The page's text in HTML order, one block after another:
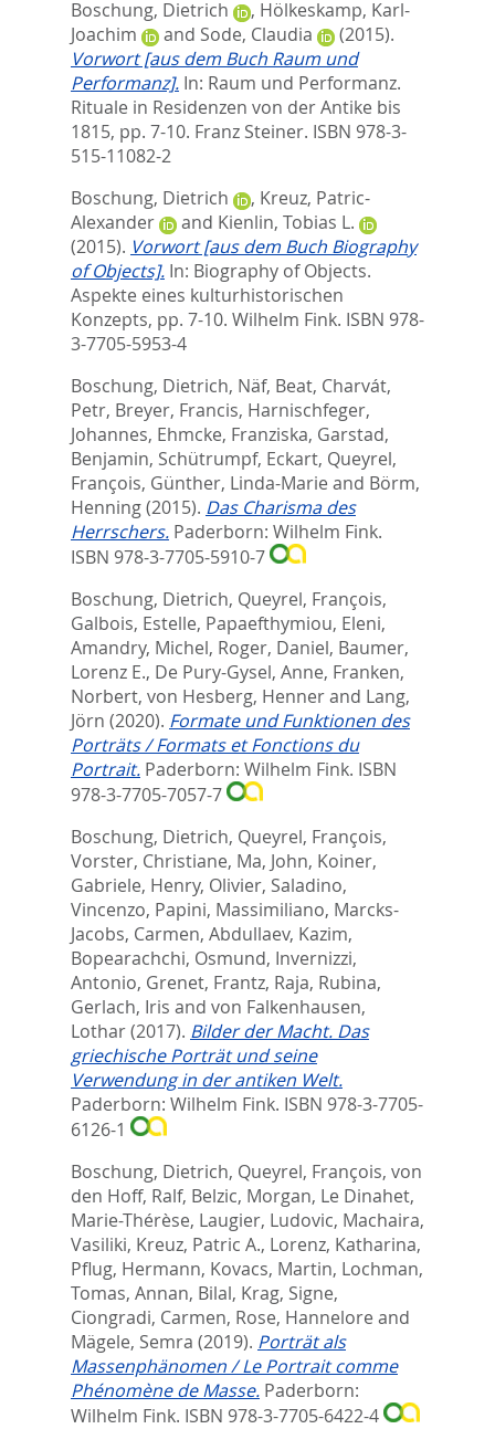
Boschung, Dietrich , Hölkeskamp, Karl-
Joachim
and Sode, Claudia
(2015).
Vorwort [aus dem Buch Raum und
Performanz]. In: Raum und Performanz.
Rituale in Residenzen von der Antike bis
1815, pp. 7-10. Franz Steiner. ISBN 978-3-
515-11082-2
Boschung, Dietrich
, Kreuz, Patric-
Alexander
and Kienlin, Tobias L.
(2015). Vorwort [aus dem Buch Biography
of Objects]. In: Biography of Objects.
Aspekte eines kulturhistorischen
Konzepts, pp. 7-10. Wilhelm Fink. ISBN 978-
3-7705-5953-4
Boschung, Dietrich, Näf, Beat, Charvát,
Petr, Breyer, Francis, Harnischfeger,
Johannes, Ehmcke, Franziska, Garstad,
Benjamin, Schütrumpf, Eckart, Queyrel,
François, Günther, Linda-Marie and Börm,
Henning(2015). Das Charisma des
Herrschers. Paderborn: Wilhelm Fink.
ISBN 978-3-7705-5910-7
Boschung, Dietrich, Queyrel, François,
Galbois, Estelle, Papaefthymiou, Eleni,
Amandry, Michel, Roger, Daniel, Baumer,
Lorenz E., De Pury-Gysel, Anne, Franken,
Norbert, von Hesberg, Hennerand Lang,
Jörn (2020). Formate und Funktionen des
Porträts / Formats et Fonctions du
Portrait. Paderborn: Wilhelm Fink. ISBN
978-3-7705-7057-7
Boschung, Dietrich, Queyrel, François,
Vorster, Christiane, Ma, John, Koiner,
Gabriele, Henry, Olivier, Saladino,
Vincenzo, Papini, Massimiliano, Marcks-
Jacobs, Carmen, Abdullaev, Kazim,
Bopearachchi, Osmund, Invernizzi,
Antonio, Grenet, Frantz, Raja, Rubina,
Gerlach, Iris and von Falkenhausen,
Lothar(2017). Bilder der Macht. Das
griechische Porträt und seine
Verwendung in der antiken Welt.
Paderborn: Wilhelm Fink. ISBN 978-3-7705-
6126-1
Boschung, Dietrich, Queyrel, François, von
den Hoff, Ralf, Belzic, Morgan, Le Dinahet,
Marie-Thérèse, Laugier, Ludovic, Machaira,
Vasiliki, Kreuz, Patric A., Lorenz, Katharina,
Pflug, Hermann, Kovacs, Martin, Lochman,
Tomas, Annan, Bilal, Krag, Signe,
Ciongradi, Carmen, Rose, Hannelore and
Mägele, Semra (2019). Porträt als
Massenphänomen / Le Portrait comme
Phénomène de Masse. Paderborn:
Wilhelm Fink. ISBN 978-3-7705-6422-4